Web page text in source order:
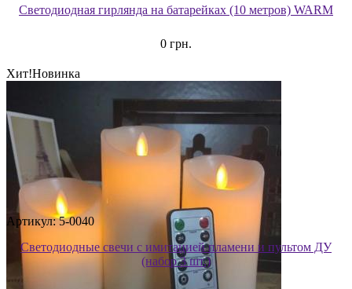
Светодиодная гирлянда на батарейках (10 метров) WARM
0 грн.
Хит!Новинка
Артикул: 5-0040
Светодиодные свечи с имитацией пламени и пультом ДУ
(набор 3 шт.)